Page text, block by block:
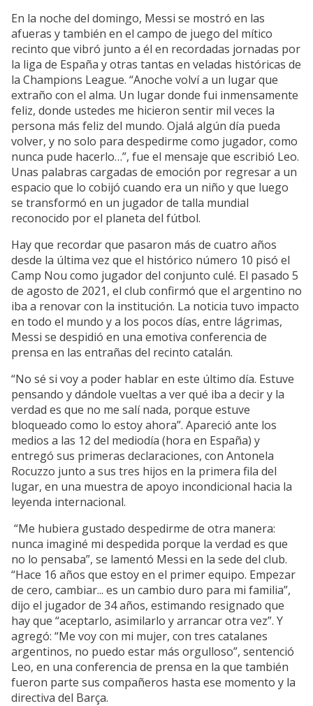
En la noche del domingo, Messi se mostró en las
afueras y también en el campo de juego del mítico
recinto que vibró junto a él en recordadas jornadas por
la liga de España y otras tantas en veladas históricas de
la Champions League. “Anoche volví a un lugar que
extraño con el alma. Un lugar donde fui inmensamente
feliz, donde ustedes me hicieron sentir mil veces la
persona más feliz del mundo. Ojalá algún día pueda
volver, y no solo para despedirme como jugador, como
nunca pude hacerlo…”, fue el mensaje que escribió Leo.
Unas palabras cargadas de emoción por regresar a un
espacio que lo cobijó cuando era un niño y que luego
se transformó en un jugador de talla mundial
reconocido por el planeta del fútbol.
Hay que recordar que pasaron más de cuatro años
desde la última vez que el histórico número 10 pisó el
Camp Nou como jugador del conjunto culé. El pasado 5
de agosto de 2021, el club confirmó que el argentino no
iba a renovar con la institución. La noticia tuvo impacto
en todo el mundo y a los pocos días, entre lágrimas,
Messi se despidió en una emotiva conferencia de
prensa en las entrañas del recinto catalán.
“No sé si voy a poder hablar en este último día. Estuve
pensando y dándole vueltas a ver qué iba a decir y la
verdad es que no me salí nada, porque estuve
bloqueado como lo estoy ahora”. Apareció ante los
medios a las 12 del mediodía (hora en España) y
entregó sus primeras declaraciones, con Antonela
Rocuzzo junto a sus tres hijos en la primera fila del
lugar, en una muestra de apoyo incondicional hacia la
leyenda internacional.
“Me hubiera gustado despedirme de otra manera:
nunca imaginé mi despedida porque la verdad es que
no lo pensaba”, se lamentó Messi en la sede del club.
“Hace 16 años que estoy en el primer equipo. Empezar
de cero, cambiar... es un cambio duro para mi familia”,
dijo el jugador de 34 años, estimando resignado que
hay que “aceptarlo, asimilarlo y arrancar otra vez”. Y
agregó: “Me voy con mi mujer, con tres catalanes
argentinos, no puedo estar más orgulloso”, sentenció
Leo, en una conferencia de prensa en la que también
fueron parte sus compañeros hasta ese momento y la
directiva del Barça.